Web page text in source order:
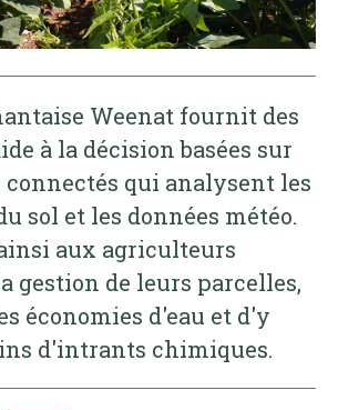
Weenat fournit des
à la décision basées sur
connectés qui analysent les
sol et les données météo.
aux agriculteurs
gestion de leurs parcelles,
économies d'eau et d'y
d'intrants chimiques.